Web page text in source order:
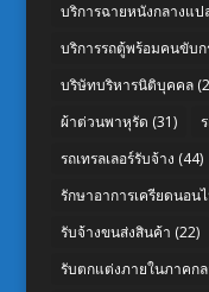
บริการฉายหนังกลางแป
บริการรถตู้พร้อมคนขับก
บริษัทบริหารนิติบุคคล
ผ้าต่วนพาหุรัด (31)
รถเทรลเลอร์รับจ้าง (44)
รักษาอาการเครียดนอน
รับจ้างขนส่งสินค้า (22)
รับตกแต่งภายในภาคกล